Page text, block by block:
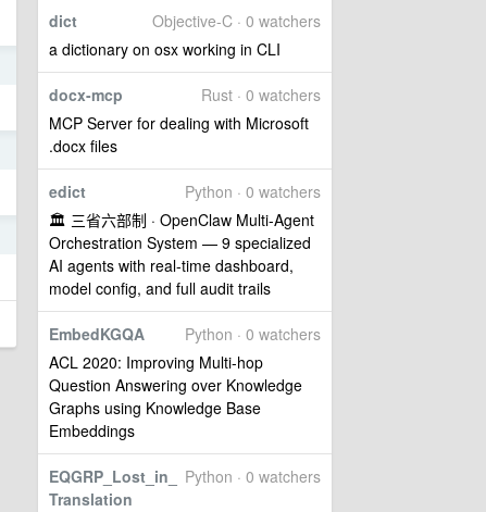
Objective-C · 0 watchers
dict
a dictionary on osx working in CLI
Rust · 0 watchers
docx-mcp
MCP Server for dealing with Microsoft
.docx files
Python · 0 watchers
edict
🏛️ 三省六部制 · OpenClaw Multi-Agent
Orchestration System — 9 specialized
AI agents with real-time dashboard,
model config, and full audit trails
Python · 0 watchers
EmbedKGQA
ACL 2020: Improving Multi-hop
Question Answering over Knowledge
Graphs using Knowledge Base
Embeddings
Python · 0 watchers
EQGRP_Lost_in_
Translation